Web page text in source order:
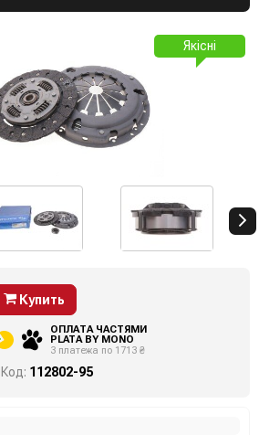
Якісні
Купить
ОПЛАТА ЧАСТЯМИ
PLATA BY MONO
3 платежа по 1713 ₴
Код: 112802-95